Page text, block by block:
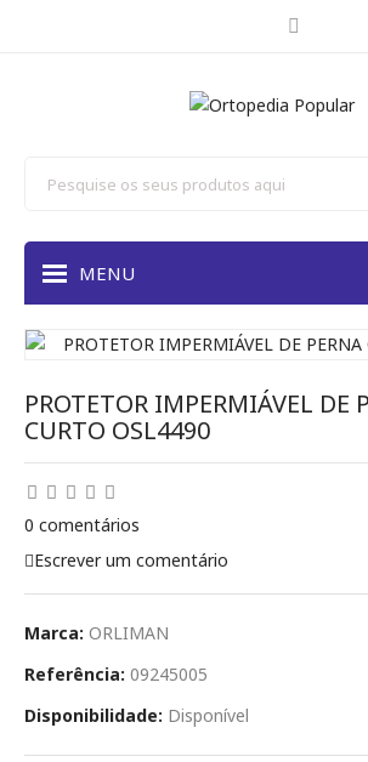
MENU
PROTETOR IMPERMIÁVEL DE
CURTO OSL4490
0 comentários
Escrever um comentário
Marca: ORLIMAN
Referência: 09245005
Disponibilidade: Disponível